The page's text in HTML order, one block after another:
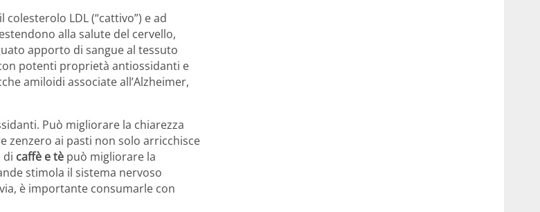
LDL (“cattivo”) e ad
alla salute del cervello,
apporto di sangue al tessuto
potenti proprietà antiossidanti e
amiloidi associate all’Alzheimer,
Può migliorare la chiarezza
zenzero ai pasti non solo arricchisce
di caffè e tè può migliorare la
stimola il sistema nervoso
è importante consumarle con